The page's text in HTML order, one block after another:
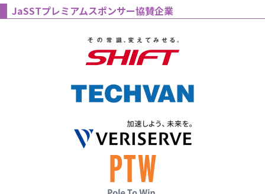
JaSSTプレミアムスポンサー協賛企業